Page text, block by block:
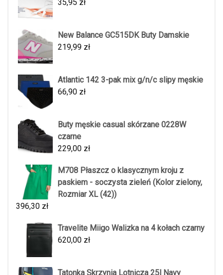
35,95 zł
New Balance GC515DK Buty Damskie
219,99 zł
Atlantic 142 3-pak mix g/n/c slipy męskie
66,90 zł
Buty męskie casual skórzane 0228W
czarne
229,00 zł
M708 Płaszcz o klasycznym kroju z
paskiem - soczysta zieleń (Kolor zielony,
Rozmiar XL (42))
396,30 zł
Travelite Miigo Walizka na 4 kołach czarny
620,00 zł
Tatonka Skrzynia Lotnicza 25l Navy